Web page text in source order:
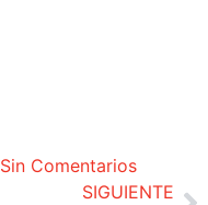
Sin Comentarios
SIGUIENTE